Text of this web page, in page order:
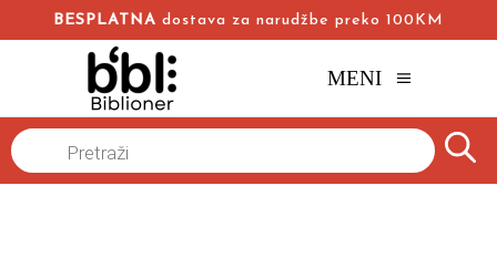
BESPLATNA dostava za narudžbe preko 100KM
MENI
Naslovna
Products
search